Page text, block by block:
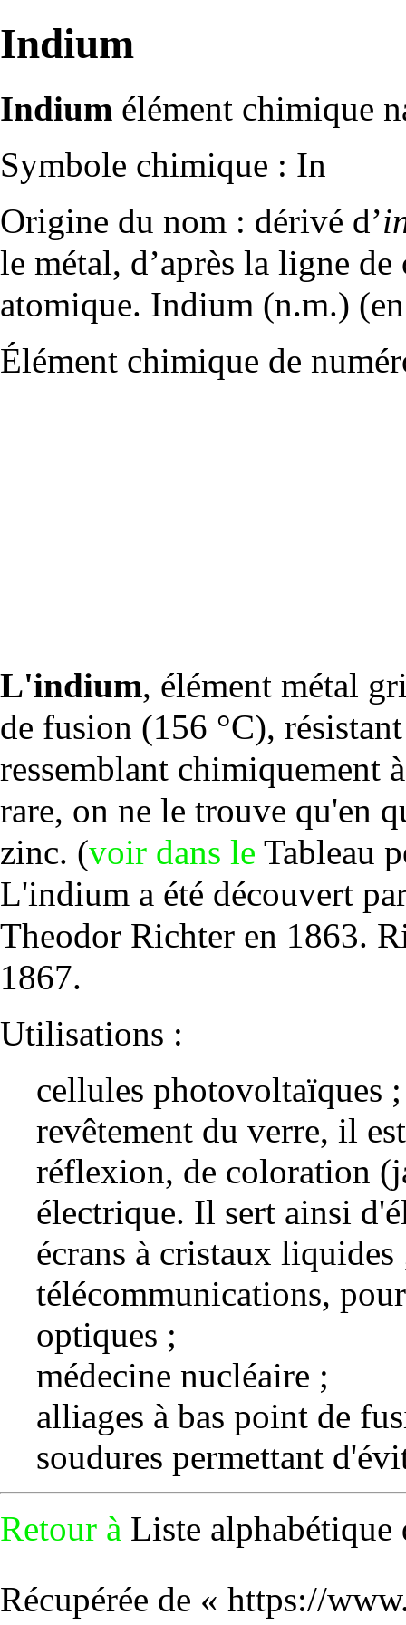
Indium
Indium élément chimique
Symbole chimique : In
Origine du nom : dérivé d’
le métal, d’après la ligne
atomique. Indium (n.m.)
Élément chimique de
L'indium, élément métal
de fusion (156 °C),
ressemblant chimiquement
rare, on ne le trouve qu'en
zinc. (voir dans le Tableau
L'indium a été découvert
Theodor Richter en 1863.
1867.
Utilisations :
cellules photovoltaïques ;
revêtement du verre, il
réflexion, de coloration
électrique. Il sert ainsi
écrans à cristaux liquides
télécommunications,
optiques ;
médecine nucléaire ;
alliages à bas point de
soudures permettant
Retour à Liste alphabétique
Récupérée de « https://